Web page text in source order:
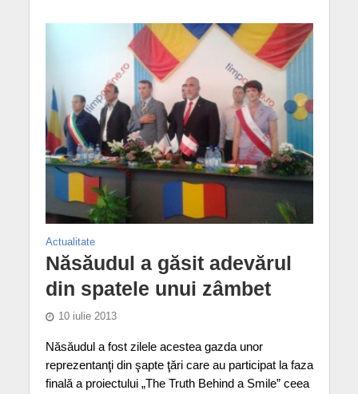
Actualitate
Năsăudul a găsit adevărul
din spatele unui zâmbet
10 iulie 2013
Năsăudul a fost zilele acestea gazda unor
reprezentanţi din şapte ţări care au participat la faza
finală a proiectului „The Truth Behind a Smile” ceea